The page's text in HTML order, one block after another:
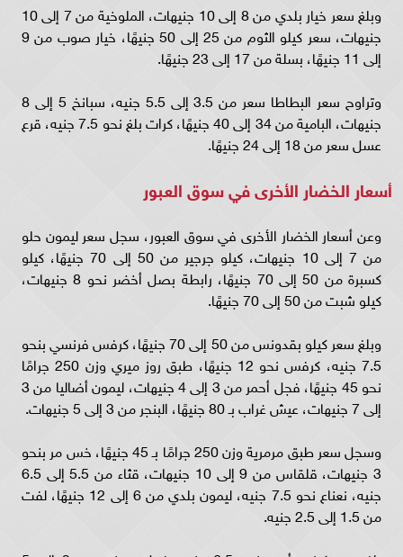
وبلغ سعر خيار بلدي من 8 إلى 10 جنيهات، الملوخية من 7 إلى 10
جنيهات، سعر كيلو الثوم من 25 إلى 50 جنيهًا، خيار صوب من 9
إلى 11 جنيهًا، بسلة من 17 إلى 23 جنيهًا.
وتراوح سعر البطاطا سعر من 3.5 إلى 5.5 جنيه، سبانخ 5 إلى 8
جنيهات، البامية من 34 إلى 40 جنيهًا، كرات بلغ نحو 7.5 جنيه، قرع
عسل سعر من 18 إلى 24 جنيهًا.
أسعار الخضار الأخرى في سوق العبور
وعن أسعار الخضار الأخرى في سوق العبور، سجل سعر ليمون حلو
من 7 إلى 10 جنيهات، كيلو جرجير من 50 إلى 70 جنيهًا، كيلو
كسبرة من 50 إلى 70 جنيهًا، رابطة بصل أخضر نحو 8 جنيهات،
كيلو شبت من 50 إلى 70 جنيهًا.
وبلغ سعر كيلو بقدونس من 50 إلى 70 جنيهًا، كرفس فرنسي بنحو
7.5 جنيه، كرفس نحو 12 جنيهًا، طبق روز ميري وزن 250 جرامًا
نحو 45 جنيهًا، فجل أحمر من 3 إلى 4 جنيهات، ليمون أضاليا من 3
إلى 7 جنيهات، عيش غراب بـ 80 جنيهًا، البنجر من 3 إلى 5 جنيهات.
وسجل سعر طبق مرمرية وزن 250 جرامًا بـ 45 جنيهًا، خس مر بنحو
3 جنيهات، قلقاس من 9 إلى 10 جنيهات، قثاء من 5.5 إلى 6.5
جنيه، نعناع نحو 7.5 جنيه، ليمون بلدي من 6 إلى 12 جنيهًا، لفت
من 1.5 إلى 2.5 جنيه.